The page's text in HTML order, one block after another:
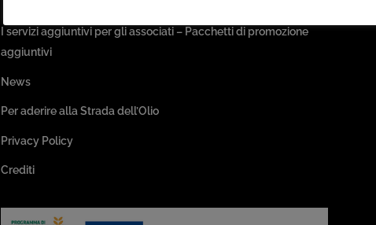
I servizi aggiuntivi per gli associati – Pacchetti di promozione
aggiuntivi
News
Per aderire alla Strada dell’Olio
Privacy Policy
Crediti